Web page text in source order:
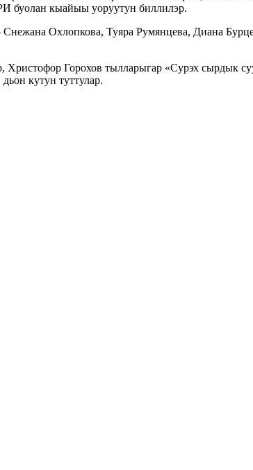
буолан кыайыы уоруутун биллилэр.
Охлопкова, Туяра Румянцева, Диана
Горохов тылларыгар «Сурэх сырдык
кутун туттулар.